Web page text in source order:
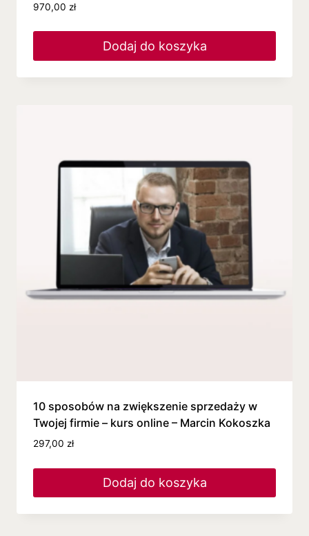
970,00 zł
Dodaj do koszyka
10 sposobów na zwiększenie sprzedaży w
Twojej firmie – kurs online – Marcin Kokoszka
297,00 zł
Dodaj do koszyka